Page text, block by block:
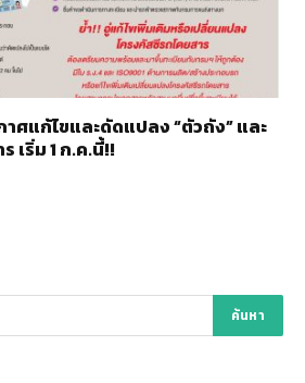
าศแก้ไขและดัดแปลง “ตัวถัง” และ
เริ่ม 1 ก.ค.นี้!!